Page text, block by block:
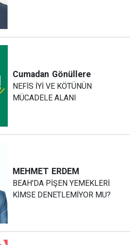
Cumadan Gönüllere
NEFİS İYİ VE KÖTÜNÜN
MÜCADELE ALANI
MEHMET ERDEM
BEAH'DA PİŞEN YEMEKLERİ
KİMSE DENETLEMİYOR MU?